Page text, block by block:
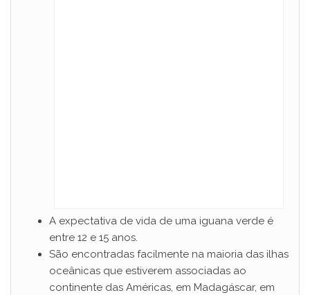
A expectativa de vida de uma iguana verde é
entre 12 e 15 anos.
São encontradas facilmente na maioria das ilhas
oceânicas que estiverem associadas ao
continente das Américas, em Madagáscar, em